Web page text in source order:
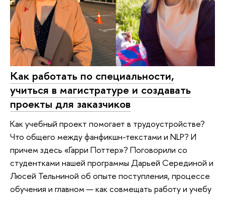
Как работать по специальности,
учиться в магистратуре и создавать
проекты для заказчиков
Как учебный проект помогает в трудоустройстве?
Что общего между фанфикшн-текстами и NLP? И
причем здесь «Гарри Поттер»? Поговорили со
студентками нашей программы Дарьей Серединой и
Люсей Тельниной об опыте поступления, процессе
обучения и главном — как совмещать работу и учебу